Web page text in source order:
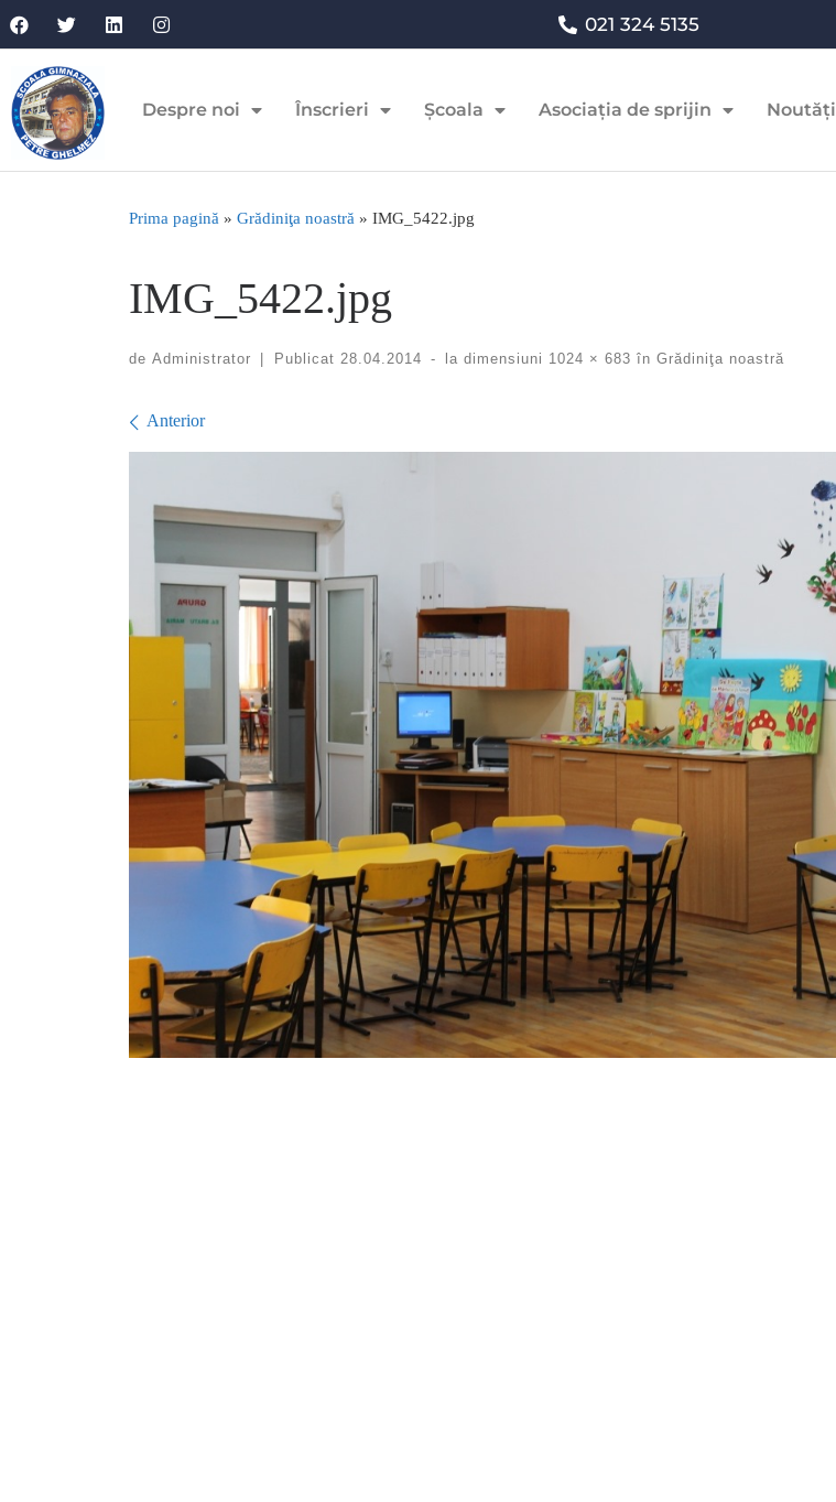
021 324 5135
Despre noi Înscrieri Școala Asociația de sprijin Noutăți
Prima pagină » Grădiniţa noastră » IMG_5422.jpg
IMG_5422.jpg
de Administrator | Publicat 28.04.2014 - la dimensiuni 1024 × 683 în Grădiniţa noastră
Navigare în imagini
Anterior